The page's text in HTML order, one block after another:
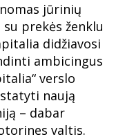
jūrinių
prekės ženklu
didžiavosi
ambicingus
verslo
naują
– dabar
valtis.